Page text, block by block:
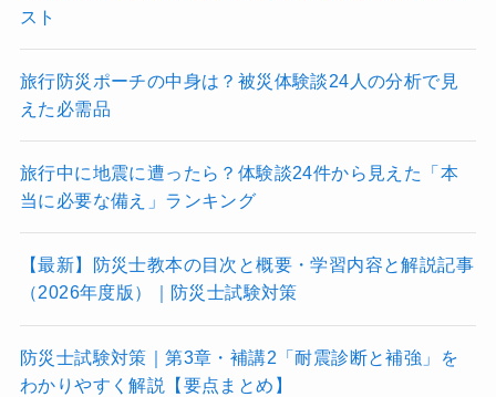
スト
旅行防災ポーチの中身は？被災体験談24人の分析で見
えた必需品
旅行中に地震に遭ったら？体験談24件から見えた「本
当に必要な備え」ランキング
【最新】防災士教本の目次と概要・学習内容と解説記事
（2026年度版）｜防災士試験対策
防災士試験対策｜第3章・補講2「耐震診断と補強」を
わかりやすく解説【要点まとめ】